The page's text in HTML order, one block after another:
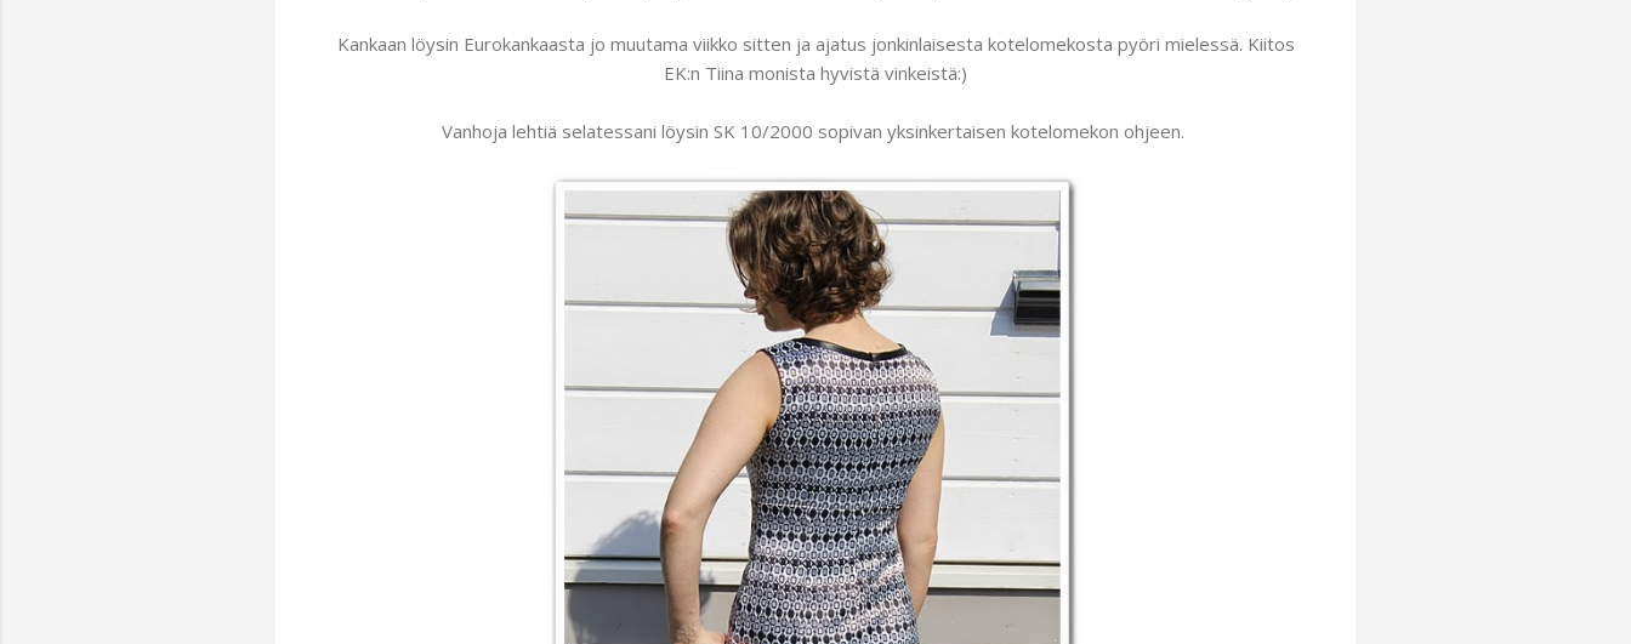
Kankaan löysin Eurokankaasta jo muutama viikko sitten ja ajatus jonkinlaisesta kotelomekosta pyöri mielessä. Kiitos
EK:n Tiina monista hyvistä vinkeistä:)
Vanhoja lehtiä selatessani löysin SK 10/2000 sopivan yksinkertaisen kotelomekon ohjeen.